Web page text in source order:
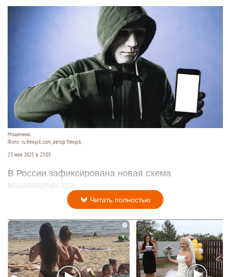
Мошенник.
Фото: ru.freepik.com, автор freepik.
23 мая 2025 в 23:05
В России зафиксирована новая схема
мошенничества.
Читать полностью
i